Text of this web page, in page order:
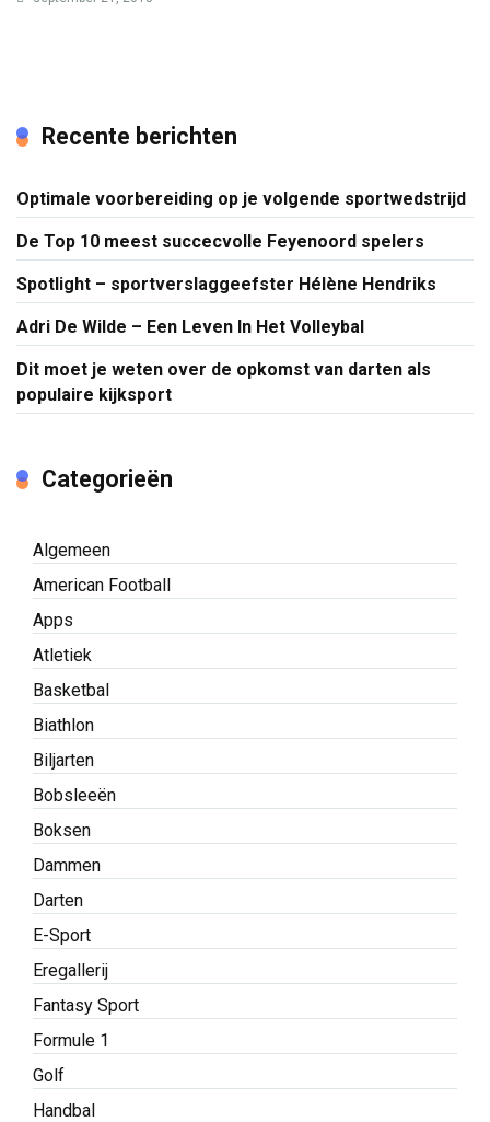
Recente berichten
Optimale voorbereiding op je volgende sportwedstrijd
De Top 10 meest succecvolle Feyenoord spelers
Spotlight – sportverslaggeefster Hélène Hendriks
Adri De Wilde – Een Leven In Het Volleybal
Dit moet je weten over de opkomst van darten als
populaire kijksport
Categorieën
Algemeen
American Football
Apps
Atletiek
Basketbal
Biathlon
Biljarten
Bobsleeën
Boksen
Dammen
Darten
E-Sport
Eregallerij
Fantasy Sport
Formule 1
Golf
Handbal